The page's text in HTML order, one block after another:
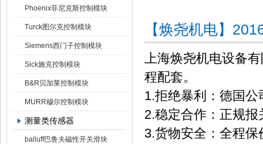
Phoenix菲尼克斯控制模块
Turck图尔克控制模块
Siemens西门子控制模块
Sick施克控制模块
B&R贝加莱控制模块
MURR穆尔控制模块
测量类传感器
balluff巴鲁夫磁性开关滑块
【焕尧机电】
上海焕尧机电设备
程配套。
1.拒绝暴利：德国
2.稳定合作：正规
3.货物安全：全程